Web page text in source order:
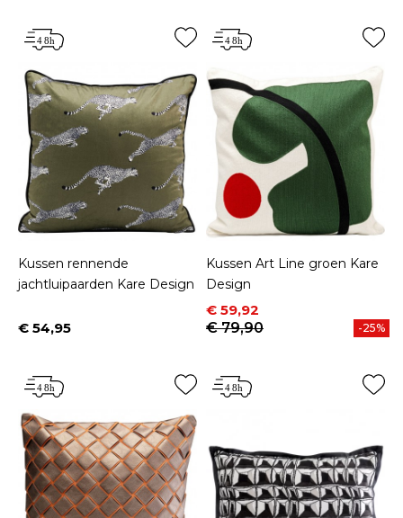
Kussen rennende
jachtluipaarden Kare Design
Prijs
€ 54,95
Kussen Art Line groen Kare
Design
Prijs
€ 59,92
Normale prijs
€ 79,90
-25%